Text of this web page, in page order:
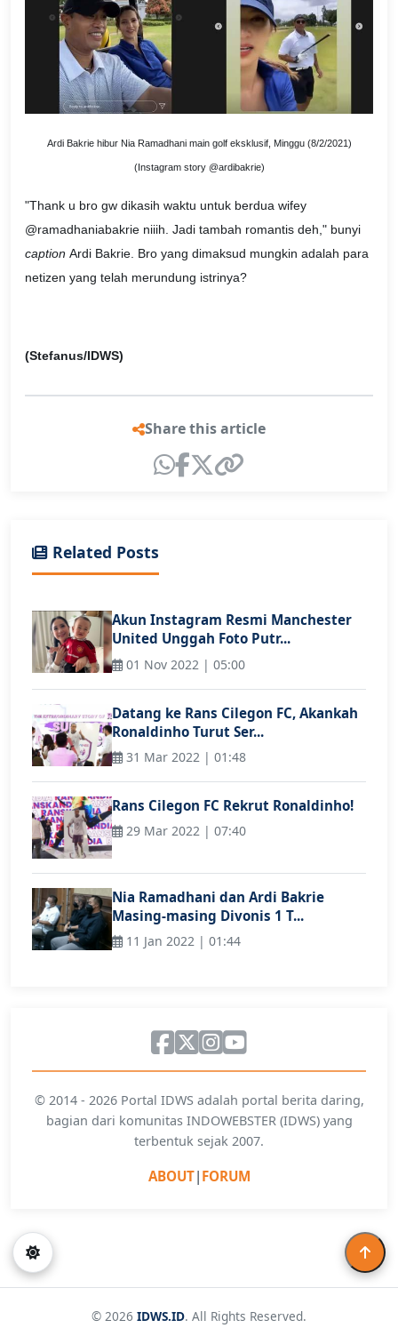
Ardi Bakrie hibur Nia Ramadhani main golf eksklusif, Minggu (8/2/2021)
(Instagram story @ardibakrie)
"Thank u bro gw dikasih waktu untuk berdua wifey
@ramadhaniabakrie niiih. Jadi tambah romantis deh," bunyi
caption Ardi Bakrie. Bro yang dimaksud mungkin adalah para
netizen yang telah merundung istrinya?
(Stefanus/IDWS)
Share this article
Related Posts
Akun Instagram Resmi Manchester
United Unggah Foto Putr...
01 Nov 2022 | 05:00
Datang ke Rans Cilegon FC, Akankah
Ronaldinho Turut Ser...
31 Mar 2022 | 01:48
Rans Cilegon FC Rekrut Ronaldinho!
29 Mar 2022 | 07:40
Nia Ramadhani dan Ardi Bakrie
Masing-masing Divonis 1 T...
11 Jan 2022 | 01:44
© 2014 - 2026 Portal IDWS adalah portal berita daring,
bagian dari komunitas INDOWEBSTER (IDWS) yang
terbentuk sejak 2007.
ABOUT| FORUM
© 2026 IDWS.ID. All Rights Reserved.